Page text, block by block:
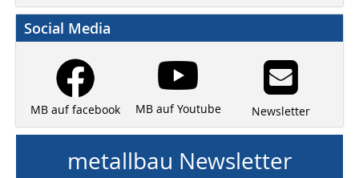
Social Media
MB auf facebook MB auf Youtube Newsletter
metallbau Newsletter